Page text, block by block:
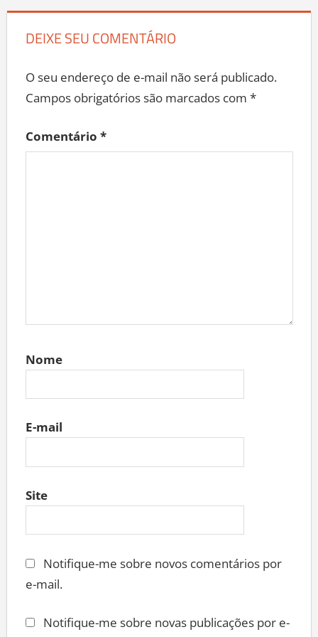
DEIXE SEU COMENTÁRIO
O seu endereço de e-mail não será publicado.
Campos obrigatórios são marcados com *
Comentário *
Nome
E-mail
Site
Notifique-me sobre novos comentários por
e-mail.
Notifique-me sobre novas publicações por e-